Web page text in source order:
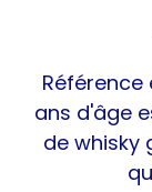
Référence
ans d'âge
de whisky